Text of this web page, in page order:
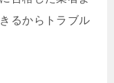
るからトラブル